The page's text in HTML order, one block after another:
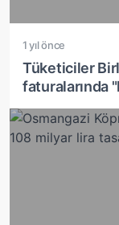
1 yıl önce
Tüketiciler
faturalarında